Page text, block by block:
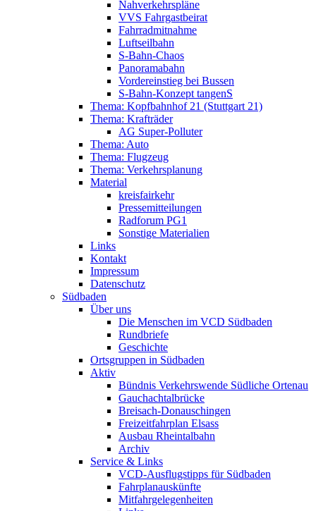
Nahverkehrspläne
VVS Fahrgastbeirat
Fahrradmitnahme
Luftseilbahn
S-Bahn-Chaos
Panoramabahn
Vordereinstieg bei Bussen
S-Bahn-Konzept tangenS
Thema: Kopfbahnhof 21 (Stuttgart 21)
Thema: Krafträder
AG Super-Polluter
Thema: Auto
Thema: Flugzeug
Thema: Verkehrsplanung
Material
kreisfairkehr
Pressemitteilungen
Radforum PG1
Sonstige Materialien
Links
Kontakt
Impressum
Datenschutz
Südbaden
Über uns
Die Menschen im VCD Südbaden
Rundbriefe
Geschichte
Ortsgruppen in Südbaden
Aktiv
Bündnis Verkehrswende Südliche Ortenau
Gauchachtalbrücke
Breisach-Donauschingen
Freizeitfahrplan Elsass
Ausbau Rheintalbahn
Archiv
Service & Links
VCD-Ausflugstipps für Südbaden
Fahrplanauskünfte
Mitfahrgelegenheiten